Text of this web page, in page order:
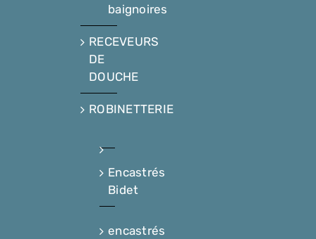
baignoires
RECEVEURS
DE
DOUCHE
ROBINETTERIE
Encastrés
Bidet
encastrés